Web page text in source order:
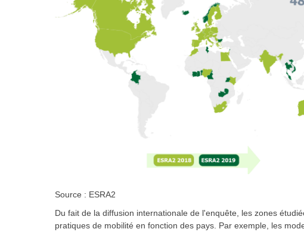
Source : ESRA2
Du fait de la diffusion internationale de l'enquête, les zones
pratiques de mobilité en fonction des pays. Par exemple, les